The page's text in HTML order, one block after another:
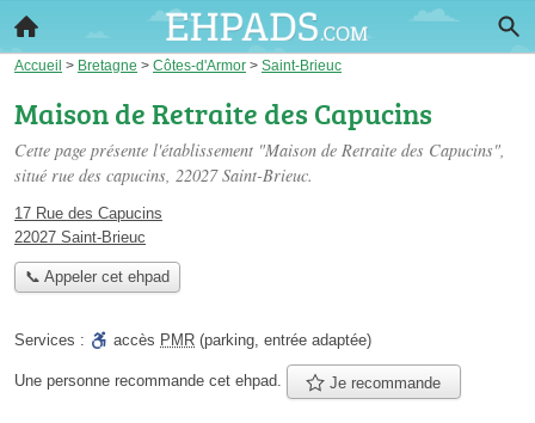
Accueil > Bretagne > Côtes-d'Armor > Saint-Brieuc
Maison de Retraite des Capucins
Cette page présente l'établissement "Maison de Retraite des Capucins",
situé rue des capucins, 22027 Saint-Brieuc.
17 Rue des Capucins
22027 Saint-Brieuc
📞 Appeler cet ehpad
Services : accès PMR (parking, entrée adaptée)
Une personne recommande cet ehpad. Je recommande